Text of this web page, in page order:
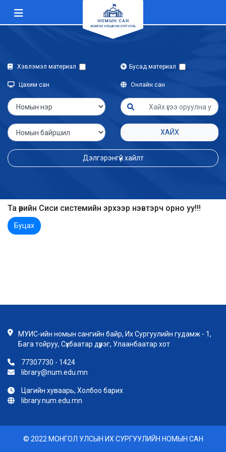
Хэвлэмэл материал Бусад материал
Цахим сан Онлайн сан
ХАЙХ
Дэлгэрэнгүй хайлт
Та өөрийн Сиси системийн эрхээр нэвтэрч орно уу!!!
Буцах
МУИС-ийн номын сангийн байр, Их Сургуулийн гудамж - 1,
Бага тойруу, Сүхбаатар дүүрэг, Улаанбаатар хот
77307730 - 1424
library@num.edu.mn
Цагийн хуваарь, Холбоо барих
library.num.edu.mn
© 2022 МОНГОЛ УЛСЫН ИХ СУРГУУЛИЙН НОМЫН САН